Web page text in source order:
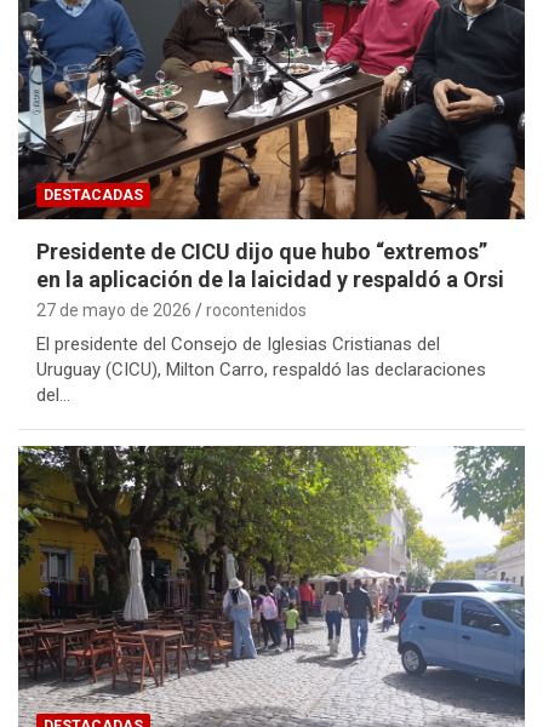
DESTACADAS
Presidente de CICU dijo que hubo “extremos”
en la aplicación de la laicidad y respaldó a Orsi
27 de mayo de 2026 rocontenidos
El presidente del Consejo de Iglesias Cristianas del
Uruguay (CICU), Milton Carro, respaldó las declaraciones
del…